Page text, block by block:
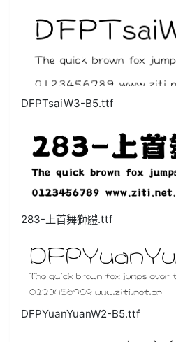
DFPTsaiW3-B5.ttf
283-上首舞獅體.ttf
DFPYuanYuanW2-B5.ttf